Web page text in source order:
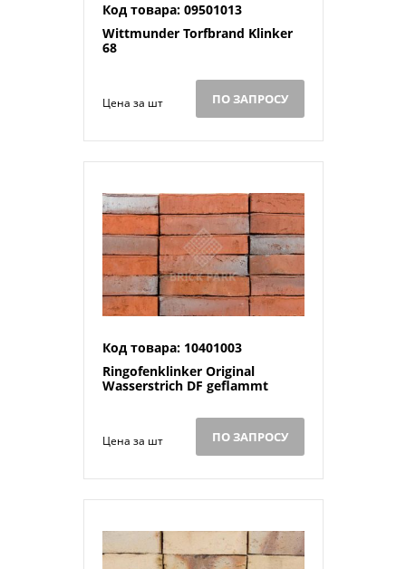
Код товара: 09501013
Wittmunder Torfbrand Klinker
68
Цена за шт ПО ЗАПРОСУ
Код товара: 10401003
Ringofenklinker Original
Wasserstrich DF geflammt
Цена за шт ПО ЗАПРОСУ